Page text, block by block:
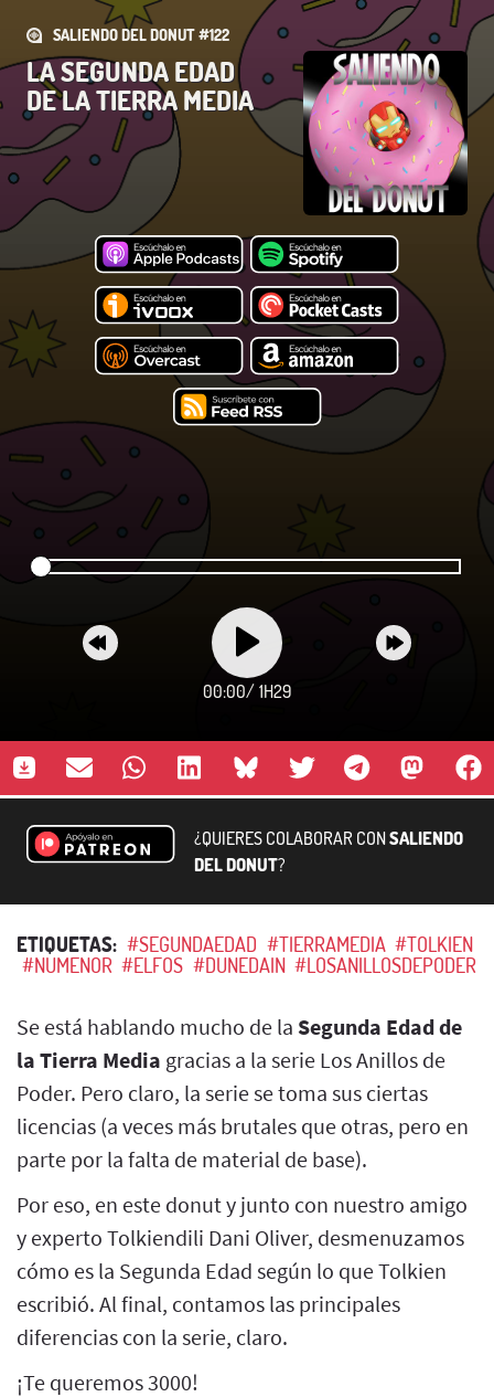
SALIENDO DEL DONUT #122
LA SEGUNDA EDAD
DE LA TIERRA MEDIA
00:00/ 1H29
¿QUIERES COLABORAR CONSALIENDO
DEL DONUT?
ETIQUETAS: #SEGUNDAEDAD #TIERRAMEDIA #TOLKIEN
#NUMENOR #ELFOS #DUNEDAIN #LOSANILLOSDEPODER
Se está hablando mucho de la Segunda Edad de
la Tierra Media gracias a la serie Los Anillos de
Poder. Pero claro, la serie se toma sus ciertas
licencias (a veces más brutales que otras, pero en
parte por la falta de material de base).
Por eso, en este donut y junto con nuestro amigo
y experto Tolkiendili Dani Oliver, desmenuzamos
cómo es la Segunda Edad según lo que Tolkien
escribió. Al final, contamos las principales
diferencias con la serie, claro.
¡Te queremos 3000!